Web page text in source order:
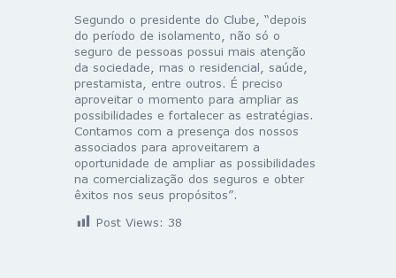
Segundo o presidente do Clube, “depois
do período de isolamento, não só o
seguro de pessoas possui mais atenção
da sociedade, mas o residencial, saúde,
prestamista, entre outros. É preciso
aproveitar o momento para ampliar as
possibilidades e fortalecer as estratégias.
Contamos com a presença dos nossos
associados para aproveitarem a
oportunidade de ampliar as possibilidades
na comercialização dos seguros e obter
êxitos nos seus propósitos”.
Post Views: 38